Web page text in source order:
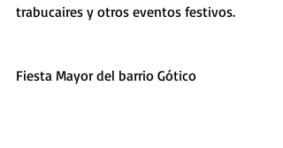
trabucaires y otros eventos festivos.
Fiesta Mayor del barrio Gótico